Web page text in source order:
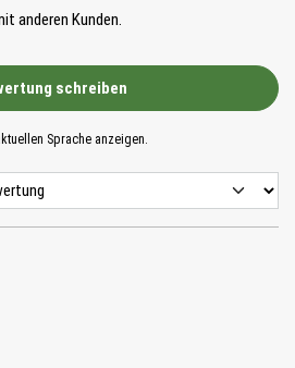
anderen Kunden.
schreiben
Sprache anzeigen.